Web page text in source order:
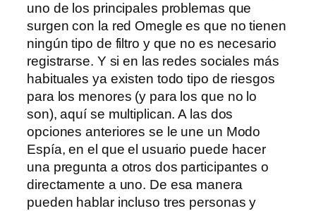
uno de los principales problemas que
surgen con la red Omegle es que no tienen
ningún tipo de filtro y que no es necesario
registrarse. Y si en las redes sociales más
habituales ya existen todo tipo de riesgos
para los menores (y para los que no lo
son), aquí se multiplican. A las dos
opciones anteriores se le une un Modo
Espía, en el que el usuario puede hacer
una pregunta a otros dos participantes o
directamente a uno. De esa manera
pueden hablar incluso tres personas y